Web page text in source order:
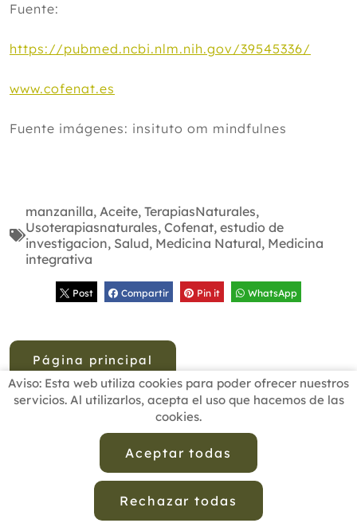
Fuente:
https://pubmed.ncbi.nlm.nih.gov/39545336/
www.cofenat.es
Fuente imágenes: insituto om mindfulnes
manzanilla, Aceite, TerapiasNaturales,
Usoterapiasnaturales, Cofenat, estudio de
investigacion, Salud, Medicina Natural, Medicina
integrativa
Post Compartir Pin it WhatsApp
Página principal
Aviso: Esta web utiliza cookies para poder ofrecer nuestros
servicios. Al utilizarlos, acepta el uso que hacemos de las
cookies.
Aceptar todas
Rechazar todas
BUSCADOR PROFESIONALES
ESCUELAS RECOMENDADAS
CONTACTO
Política de Privacidad de Datos
Política de Calidad
Política de Cookies